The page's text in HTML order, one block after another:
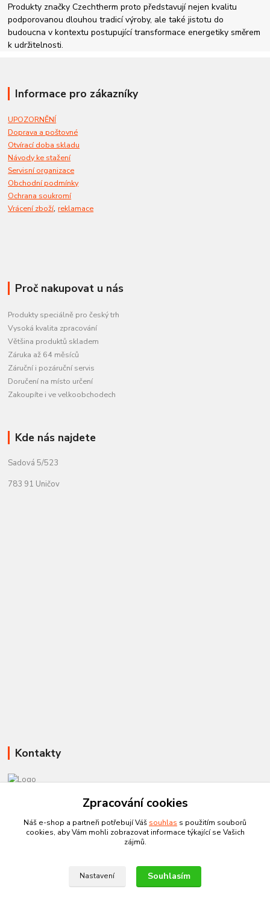
Produkty značky Czechtherm proto představují nejen kvalitu
podporovanou dlouhou tradicí výroby, ale také jistotu do
budoucna v kontextu postupující transformace energetiky směrem
k udržitelnosti.
Informace pro zákazníky
UPOZORNĚNÍ
Doprava a poštovné
Otvírací doba skladu
Návody ke stažení
Servisní organizace
Obchodní podmínky
Ochrana soukromí
Vrácení zboží,reklamace
Proč nakupovat u nás
Produkty speciálně pro český trh
Vysoká kvalita zpracování
Většina produktů skladem
Záruka až 64 měsíců
Záruční i pozáruční servis
Doručení na místo určení
Zakoupíte i ve velkoobchodech
Kde nás najdete
Sadová 5/523
783 91 Uničov
Kontakty
info@czechtherm.cz
Zpracování cookies
Náš e-shop a partneři potřebují Váš souhlas s použitím souborů
cookies, aby Vám mohli zobrazovat informace týkající se Vašich
zájmů.
Nastavení Souhlasím